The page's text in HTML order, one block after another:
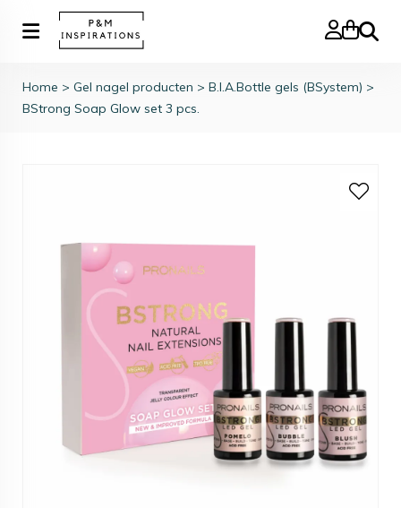
Zoeken
Home > Gel nagel producten > B.I.A.Bottle gels (BSystem) >
BStrong Soap Glow set 3 pcs.